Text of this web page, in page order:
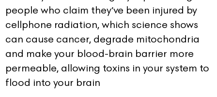
people who claim they’ve been injured by
cellphone radiation, which science shows
can cause cancer, degrade mitochondria
and make your blood-brain barrier more
permeable, allowing toxins in your system to
flood into your brain